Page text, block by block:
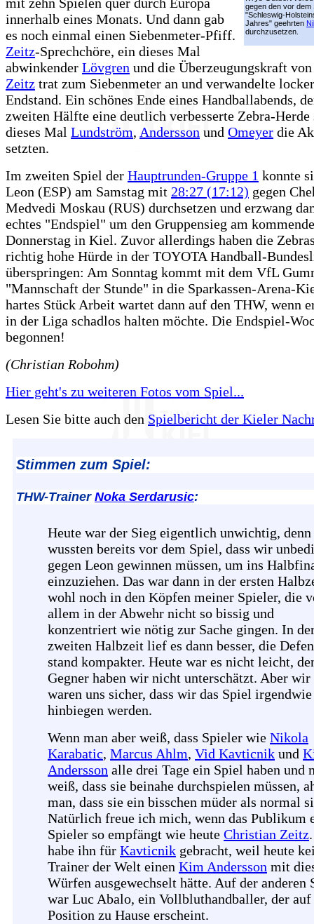
gegen den vor dem
"Schleswig-
Jahres" geehrten
durchzusetzen.
innerhalb eines Monats. Und dann gab
es noch einmal einen Siebenmeter-Pfiff.
Zeitz-Sprechchöre, ein dieses Mal
abwinkender Lövgren und die Überzeugungskraft von
Zeitz trat zum Siebenmeter an und verwandelte
Endstand. Ein schönes Ende eines Handballabends,
zweiten Hälfte eine deutlich verbesserte Zebra-Herde
dieses Mal Lundström, Andersson und Omeyer die
setzten.
Im zweiten Spiel der Hauptrunden-Gruppe 1 konnte
Leon (ESP) am Samstag mit 28:27 (17:12) gegen
Medvedi Moskau (RUS) durchsetzen und erzwang
echtes "Endspiel" um den Gruppensieg am
Donnerstag in Kiel. Zuvor allerdings haben die
richtig hohe Hürde in der TOYOTA Handball-
überspringen: Am Sonntag kommt mit dem VfL
"Mannschaft der Stunde" in die Sparkassen-Arena-
hartes Stück Arbeit wartet dann auf den THW, wenn
in der Liga schadlos halten möchte. Die Endspiel-
begonnen!
(Christian Robohm)
Hier geht's zu weiteren Fotos vom Spiel...
Lesen Sie bitte auch den Spielbericht der Kieler
Stimmen zum Spiel:
THW-Trainer Noka Serdarusic:
Heute war der Sieg eigentlich unwichtig,
wussten bereits vor dem Spiel, dass wir
gegen Leon gewinnen müssen, um ins
einzuziehen. Das war dann in der ersten
wohl noch in den Köpfen meiner Spieler, die
allem in der Abwehr nicht so bissig und
konzentriert wie nötig zur Sache gingen. In
zweiten Halbzeit lief es dann besser, die
stand kompakter. Heute war es nicht leicht,
Gegner haben wir nicht unterschätzt. Aber wir
waren uns sicher, dass wir das Spiel irgendwie
hinbiegen werden.
Wenn man aber weiß, dass Spieler wie Nikola
Karabatic, Marcus Ahlm, Vid Kavticnik und
Andersson alle drei Tage ein Spiel haben und
weiß, dass sie beinahe durchspielen müssen,
man, dass sie ein bisschen müder als normal
Natürlich freue ich mich, wenn das Publikum
Spieler so empfängt wie heute Christian Zeitz
habe ihn für Kavticnik gebracht, weil heute
Trainer der Welt einen Kim Andersson mit
Würfen ausgewechselt hätte. Auf der anderen
war Luc Abalo, ein Vollbluthandballer, der auf
Position zu Hause erscheint.